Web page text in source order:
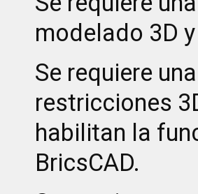
modelado 3D
Se requiere
restricciones
habilitan la
BricsCAD.